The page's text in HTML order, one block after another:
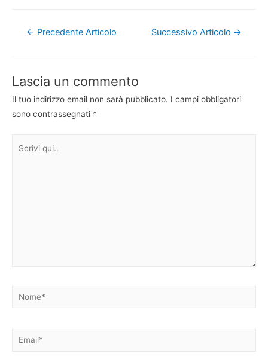
Navigazione
← Precedente Articolo Successivo Articolo →
Lascia un commento
Il tuo indirizzo email non sarà pubblicato. I campi obbligatori
sono contrassegnati *
Nome*
Email*